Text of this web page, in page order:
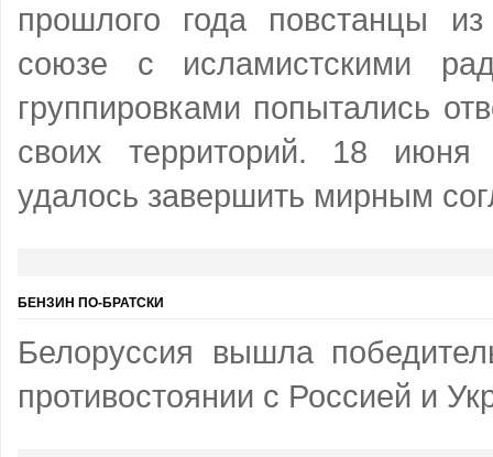
прошлого года повстанцы
союзе с исламистскими
группировками попытались
своих территорий. 18 июня
удалось завершить мирным
БЕНЗИН ПО-БРАТСКИ
Белоруссия вышла
противостоянии с Россией и